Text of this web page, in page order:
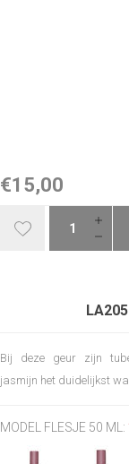
€15,00
Bij deze geur zijn
jasmijn het duidelijkst
MODEL FLESJE 50 ML: